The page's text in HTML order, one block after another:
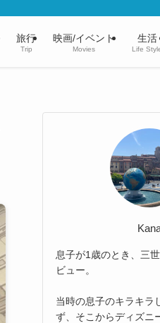
旅行
Trip
映画/イベント
Movies
生活
Life
息子が1歳のとき、三
ビュー。
当時の息子のキラキラ
ず、そこからディズニ